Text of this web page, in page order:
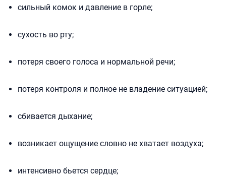
сильный комок и давление в горле;
сухость во рту;
потеря своего голоса и нормальной речи;
потеря контроля и полное не владение ситуацией;
сбивается дыхание;
возникает ощущение словно не хватает воздуха;
интенсивно бьется сердце;